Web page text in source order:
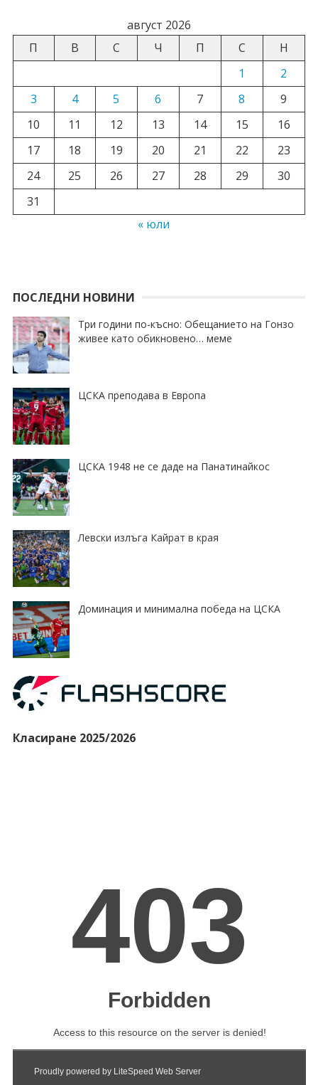
август 2026
П
В С Ч П С
Н
1
2
3
4 5 6 7 8
9
10
11 12 13 14 15
16
17
18 19 20 21 22
23
24
25 26 27 28 29
30
31
« юли
ПОСЛЕДНИ НОВИНИ
Три години по-късно: Обещанието на Гонзо
живее като обикновено… меме
ЦСКА преподава в Европа
ЦСКА 1948 не се даде на Панатинайкос
Левски излъга Кайрат в края
Доминация и минимална победа на ЦСКА
Класиране 2025/2026